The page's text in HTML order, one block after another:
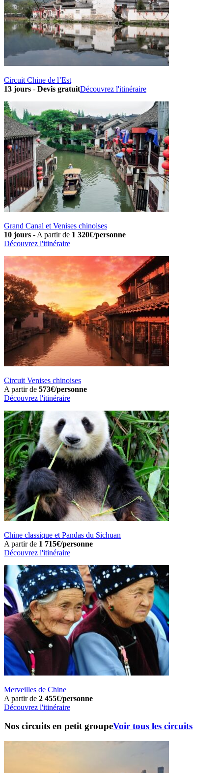
Circuit Chine de l’Est
13 jours - Devis gratuitDécouvrez l'itinéraire
Grand Canal et Venises chinoises
10 jours - A partir de 1 320€/personne
Découvrez l'itinéraire
Circuit Venises chinoises
A partir de 573€/personne
Découvrez l'itinéraire
Chine classique et Pandas du Sichuan
A partir de 1 715€/personne
Découvrez l'itinéraire
Merveilles de Chine
A partir de 2 455€/personne
Découvrez l'itinéraire
Nos circuits en petit groupeVoir tous les circuits